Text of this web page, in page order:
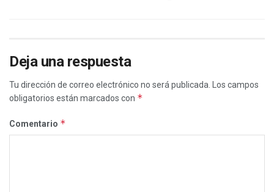
Deja una respuesta
Tu dirección de correo electrónico no será publicada. Los campos
obligatorios están marcados con *
Comentario *